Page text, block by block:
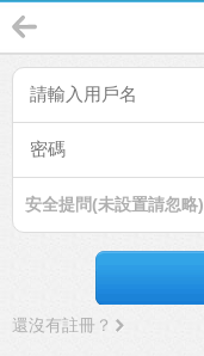
安全提問(未設置請忽略)
還沒有註冊？